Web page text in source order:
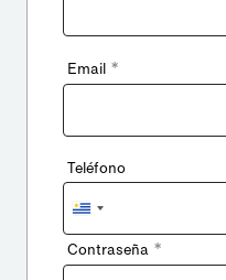
Email *
Teléfono
Uruguay
+598
Contraseña *